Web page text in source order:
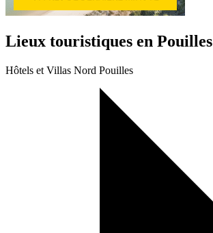
Lieux touristiques en Pouilles
Hôtels et Villas Nord Pouilles